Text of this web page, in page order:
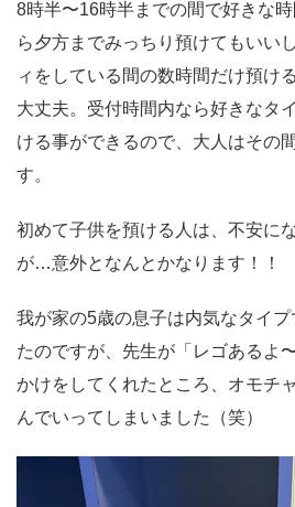
8時半〜16時半までの間で好きな
ら夕方までみっちり預けてもいい
ィをしている間の数時間だけ預け
大丈夫。受付時間内なら好きなタ
ける事ができるので、大人はその
す。
初めて子供を預ける人は、不安に
が…意外となんとかなります！！
我が家の5歳の息子は内気なタイ
たのですが、先生が「レゴあるよ
かけをしてくれたところ、オモチ
んでいってしまいました（笑）